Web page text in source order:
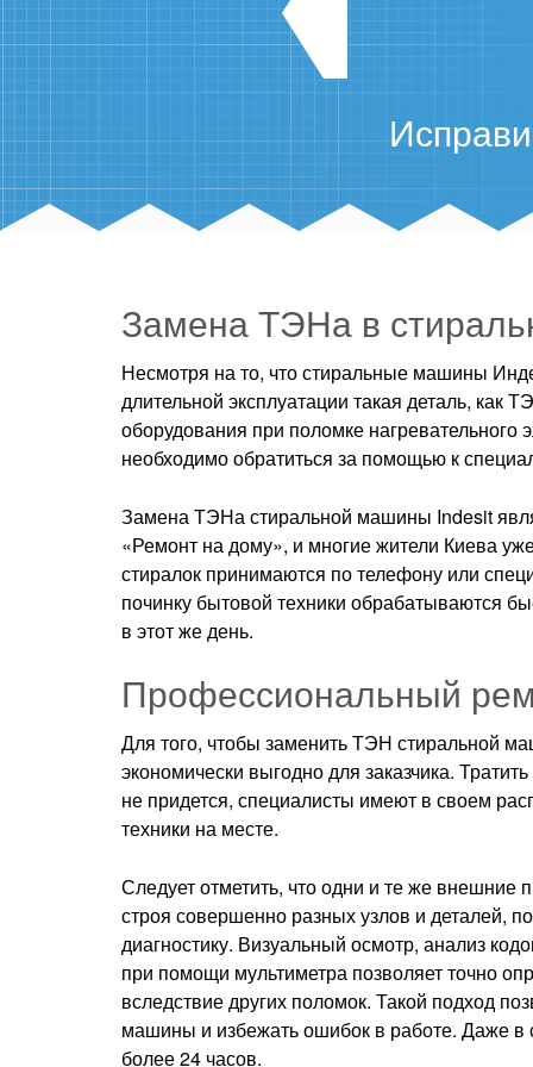
Замена ТЭНа в
Несмотря на то, что стиральные машины
длительной эксплуатации такая деталь,
оборудования при поломке
необходимо обратиться за помощью к
Замена ТЭНа стиральной машины Indesit
«Ремонт на дому», и многие жители Киева
стиралок принимаются по телефону или
починку бытовой техники обрабатываются
в этот же день.
Профессиональный
Для того, чтобы заменить ТЭН стиральной
экономически выгодно для заказчика.
не придется, специалисты имеют в своем
техники на месте.
Следует отметить, что одни и те же внешние
строя совершенно разных узлов и деталей,
диагностику. Визуальный осмотр, анализ
при помощи мультиметра позволяет точно
вследствие других поломок. Такой подход
машины и избежать ошибок в работе. Даже в
более 24 часов.